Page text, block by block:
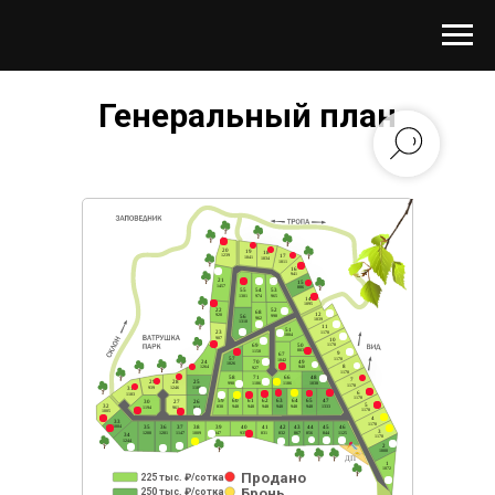
Генеральный план
Продано
225 тыс. ₽/сотка
250 тыс. ₽/сотка